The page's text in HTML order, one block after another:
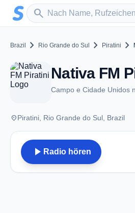
Zum Hauptinhalt springen
search
Sender suchen
Brazil chevron_right Rio Grande do Sul chevron_right Piratini chevron_right
Campo e Cidade Unidos
placePiratini, Rio Grande do Sul, Brazil
play_arrow Radio hören